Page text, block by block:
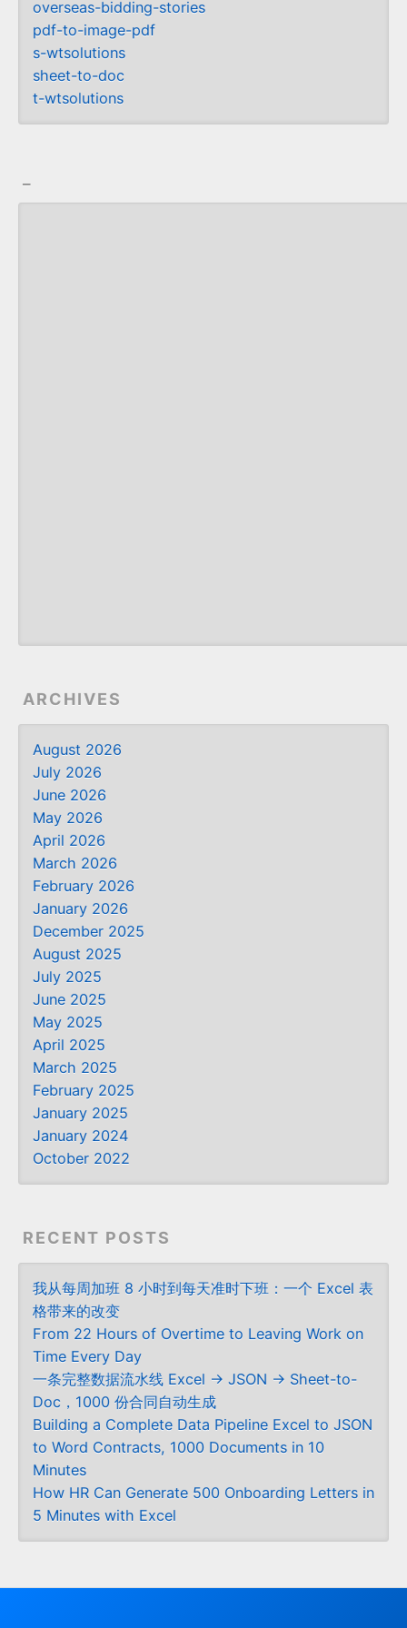
overseas-bidding-stories
pdf-to-image-pdf
s-wtsolutions
sheet-to-doc
t-wtsolutions
ARCHIVES
August 2026
July 2026
June 2026
May 2026
April 2026
March 2026
February 2026
January 2026
December 2025
August 2025
July 2025
June 2025
May 2025
April 2025
March 2025
February 2025
January 2025
January 2024
October 2022
RECENT POSTS
我从每周加班 8 小时到每天准时下班：一个 Excel 表
格带来的改变
From 22 Hours of Overtime to Leaving Work on
Time Every Day
一条完整数据流水线 Excel → JSON → Sheet-to-
Doc，1000 份合同自动生成
Building a Complete Data Pipeline Excel to JSON
to Word Contracts, 1000 Documents in 10
Minutes
How HR Can Generate 500 Onboarding Letters in
5 Minutes with Excel